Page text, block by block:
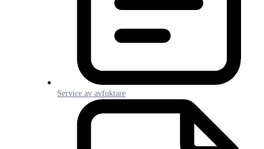
Service av avfuktare